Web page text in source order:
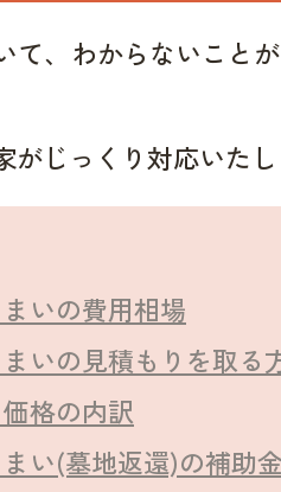
、わからないことが
じっくり対応いたし
いの費用相場
いの見積もりを取る
格の内訳
い(墓地返還)の補助